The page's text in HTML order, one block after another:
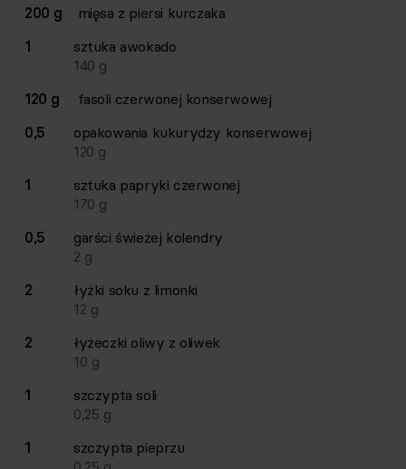
Lista składników przepisu z ilościami i wagami
Ilość Składnik
200 g
mięsa z piersi kurczaka
1
sztuka awokado
140 g
120 g
fasoli czerwonej konserwowej
0,5
opakowania kukurydzy konserwowej
120 g
1
sztuka papryki czerwonej
170 g
0,5
garści świeżej kolendry
2 g
2
łyżki soku z limonki
12 g
2
łyżeczki oliwy z oliwek
10 g
1
szczypta soli
0,25 g
1
szczypta pieprzu